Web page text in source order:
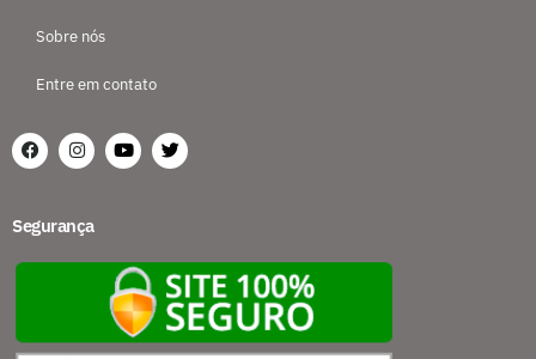
Sobre nós
Entre em contato
Segurança